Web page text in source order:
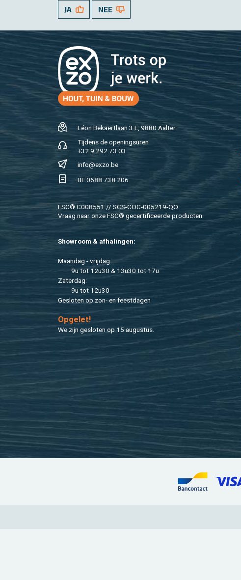
JA NEE
Léon Be­kaert­laan 3 E, 9880 Aal­ter
Tij­dens de ope­nings­uren
+32 9 292 73 03
info@​exzo.​be
BE 0688 738 206
FSC® C008551 // SCS-COC-005219-QO
Vraag naar onze FSC® ge­cer­ti­fi­ceer­de pro­duc­ten.
Show­room & af­ha­lin­gen:
Maan­dag - vrij­dag:
9u tot 12u30 & 13u30 tot 17u
Za­ter­dag:
9u tot 12u30
Ge­slo­ten op zon- en feest­da­gen
Op­ge­let!
We zijn ge­slo­ten op 15 au­gus­tus.